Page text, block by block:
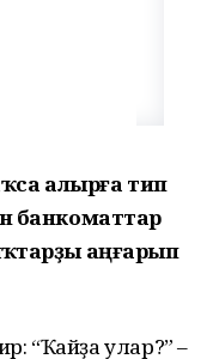
алырға тип
банкоматтар
аңғарып
“Ҡайҙа улар?” –